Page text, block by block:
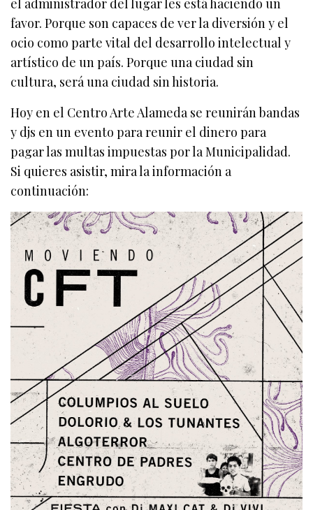
el administrador del lugar les está haciendo un
favor. Porque son capaces de ver la diversión y el
ocio como parte vital del desarrollo intelectual y
artístico de un país. Porque una ciudad sin
cultura, será una ciudad sin historia.
Hoy en el Centro Arte Alameda se reunirán bandas
y djs en un evento para reunir el dinero para
pagar las multas impuestas por la Municipalidad.
Si quieres asistir, mira la información a
continuación: